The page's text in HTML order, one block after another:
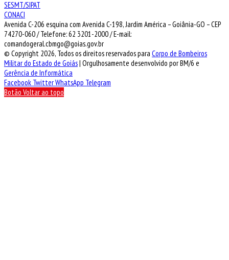
SESMT/SIPAT
CONACI
Avenida C-206 esquina com Avenida C-198, Jardim América – Goiânia-GO – CEP
74270-060 / Telefone: 62 3201-2000 / E-mail:
comandogeral.cbmgo@goias.gov.br
© Copyright 2026, Todos os direitos reservados para Corpo de Bombeiros
Militar do Estado de Goiás| Orgulhosamente desenvolvido por BM/6 e
Gerência de Informática
Facebook TwitterWhatsApp Telegram
Botão Voltar ao topo